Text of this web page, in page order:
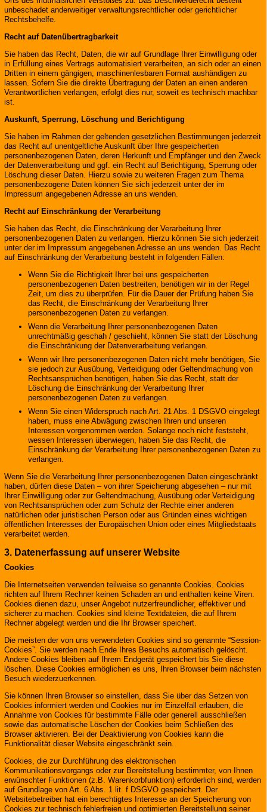
unbeschadet anderweitiger verwaltungsrechtlicher oder gerichtlicher
Rechtsbehelfe.
Recht auf Datenübertragbarkeit
Sie haben das Recht, Daten, die wir auf Grundlage Ihrer Einwilligung oder
in Erfüllung eines Vertrags automatisiert verarbeiten, an sich oder an einen
Dritten in einem gängigen, maschinenlesbaren Format aushändigen zu
lassen. Sofern Sie die direkte Übertragung der Daten an einen anderen
Verantwortlichen verlangen, erfolgt dies nur, soweit es technisch machbar
ist.
Auskunft, Sperrung, Löschung und Berichtigung
Sie haben im Rahmen der geltenden gesetzlichen Bestimmungen jederzeit
das Recht auf unentgeltliche Auskunft über Ihre gespeicherten
personenbezogenen Daten, deren Herkunft und Empfänger und den Zweck
der Datenverarbeitung und ggf. ein Recht auf Berichtigung, Sperrung oder
Löschung dieser Daten. Hierzu sowie zu weiteren Fragen zum Thema
personenbezogene Daten können Sie sich jederzeit unter der im
Impressum angegebenen Adresse an uns wenden.
Recht auf Einschränkung der Verarbeitung
Sie haben das Recht, die Einschränkung der Verarbeitung Ihrer
personenbezogenen Daten zu verlangen. Hierzu können Sie sich jederzeit
unter der im Impressum angegebenen Adresse an uns wenden. Das Recht
auf Einschränkung der Verarbeitung besteht in folgenden Fällen:
Wenn Sie die Richtigkeit Ihrer bei uns gespeicherten
personenbezogenen Daten bestreiten, benötigen wir in der Regel
Zeit, um dies zu überprüfen. Für die Dauer der Prüfung haben Sie
das Recht, die Einschränkung der Verarbeitung Ihrer
personenbezogenen Daten zu verlangen.
Wenn die Verarbeitung Ihrer personenbezogenen Daten
unrechtmäßig geschah / geschieht, können Sie statt der Löschung
die Einschränkung der Datenverarbeitung verlangen.
Wenn wir Ihre personenbezogenen Daten nicht mehr benötigen, Sie
sie jedoch zur Ausübung, Verteidigung oder Geltendmachung von
Rechtsansprüchen benötigen, haben Sie das Recht, statt der
Löschung die Einschränkung der Verarbeitung Ihrer
personenbezogenen Daten zu verlangen.
Wenn Sie einen Widerspruch nach Art. 21 Abs. 1 DSGVO eingelegt
haben, muss eine Abwägung zwischen Ihren und unseren
Interessen vorgenommen werden. Solange noch nicht feststeht,
wessen Interessen überwiegen, haben Sie das Recht, die
Einschränkung der Verarbeitung Ihrer personenbezogenen Daten zu
verlangen.
Wenn Sie die Verarbeitung Ihrer personenbezogenen Daten eingeschränkt
haben, dürfen diese Daten – von ihrer Speicherung abgesehen – nur mit
Ihrer Einwilligung oder zur Geltendmachung, Ausübung oder Verteidigung
von Rechtsansprüchen oder zum Schutz der Rechte einer anderen
natürlichen oder juristischen Person oder aus Gründen eines wichtigen
öffentlichen Interesses der Europäischen Union oder eines Mitgliedstaats
verarbeitet werden.
3. Datenerfassung auf unserer Website
Cookies
Die Internetseiten verwenden teilweise so genannte Cookies. Cookies
richten auf Ihrem Rechner keinen Schaden an und enthalten keine Viren.
Cookies dienen dazu, unser Angebot nutzerfreundlicher, effektiver und
sicherer zu machen. Cookies sind kleine Textdateien, die auf Ihrem
Rechner abgelegt werden und die Ihr Browser speichert.
Die meisten der von uns verwendeten Cookies sind so genannte “Session-
Cookies”. Sie werden nach Ende Ihres Besuchs automatisch gelöscht.
Andere Cookies bleiben auf Ihrem Endgerät gespeichert bis Sie diese
löschen. Diese Cookies ermöglichen es uns, Ihren Browser beim nächsten
Besuch wiederzuerkennen.
Sie können Ihren Browser so einstellen, dass Sie über das Setzen von
Cookies informiert werden und Cookies nur im Einzelfall erlauben, die
Annahme von Cookies für bestimmte Fälle oder generell ausschließen
sowie das automatische Löschen der Cookies beim Schließen des
Browser aktivieren. Bei der Deaktivierung von Cookies kann die
Funktionalität dieser Website eingeschränkt sein.
Cookies, die zur Durchführung des elektronischen
Kommunikationsvorgangs oder zur Bereitstellung bestimmter, von Ihnen
erwünschter Funktionen (z.B. Warenkorbfunktion) erforderlich sind, werden
auf Grundlage von Art. 6 Abs. 1 lit. f DSGVO gespeichert. Der
Websitebetreiber hat ein berechtigtes Interesse an der Speicherung von
Cookies zur technisch fehlerfreien und optimierten Bereitstellung seiner